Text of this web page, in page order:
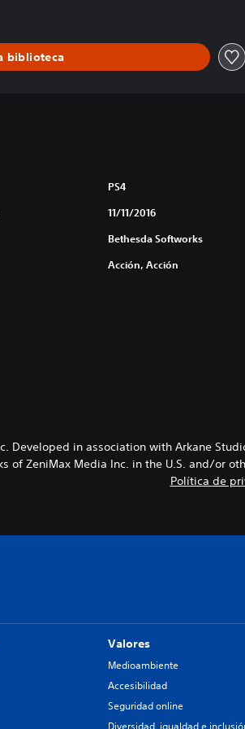
biblioteca
PS4
11/11/2016
Bethesda Softworks
Acción, Acción
Developed in association with Arkane
of ZeniMax Media Inc. in the U.S. and/or
Política de
Valores
Medioambiente
Accesibilidad
Seguridad online